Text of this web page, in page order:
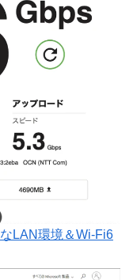
LAN環境＆Wi-Fi6